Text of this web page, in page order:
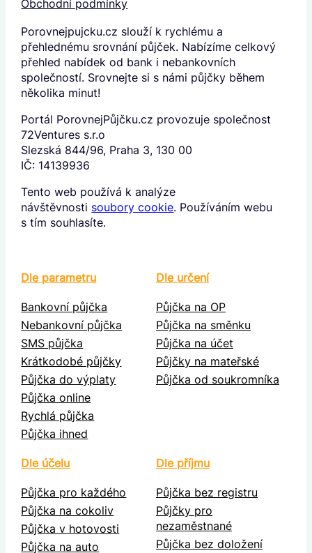
Obchodní podmínky
Porovnejpujcku.cz slouží k rychlému a
přehlednému srovnání půjček. Nabízíme celkový
přehled nabídek od bank i nebankovních
společností. Srovnejte si s námi půjčky během
několika minut!
Portál PorovnejPůjčku.cz provozuje společnost
72Ventures s.r.o
Slezská 844/96, Praha 3, 130 00
IČ: 14139936
Tento web používá k analýze
návštěvnosti soubory cookie. Používáním webu
s tím souhlasíte.
Dle parametru
Bankovní půjčka
Nebankovní půjčka
SMS půjčka
Krátkodobé půjčky
Půjčka do výplaty
Půjčka online
Rychlá půjčka
Půjčka ihned
Dle určení
Půjčka na OP
Půjčka na směnku
Půjčka na účet
Půjčky na mateřské
Půjčka od soukromníka
Dle účelu
Půjčka pro každého
Půjčka na cokoliv
Půjčka v hotovosti
Půjčka na auto
Dle příjmu
Půjčka bez registru
Půjčky pro
nezaměstnané
Půjčka bez doložení